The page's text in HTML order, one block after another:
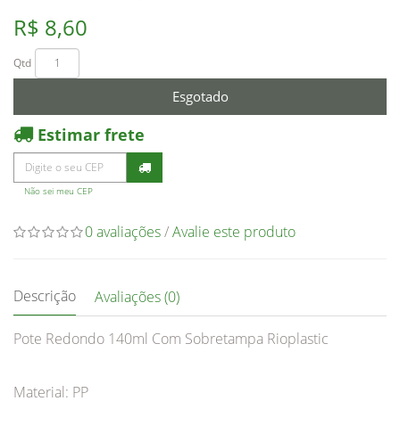
R$ 8,60
Qtd
Esgotado
Estimar frete
Não sei meu CEP
0 avaliações/Avalie este produto
Descrição Avaliações (0)
Pote Redondo 140ml Com Sobretampa Rioplastic
Material: PP